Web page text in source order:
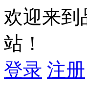
欢迎来到
站！
登录 注册